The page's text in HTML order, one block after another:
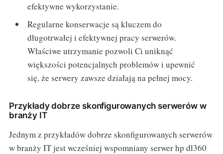
efektywne wykorzystanie.
Regularne konserwacje są kluczem do
długotrwałej i efektywnej pracy serwerów.
Właściwe utrzymanie pozwoli Ci uniknąć
większości potencjalnych problemów i upewnić
się, że serwery zawsze działają na pełnej mocy.
Przykłady dobrze skonfigurowanych serwerów w
branży IT
Jednym z przykładów dobrze skonfigurowanych serwerów
w branży IT jest wcześniej wspomniany serwer hp dl360